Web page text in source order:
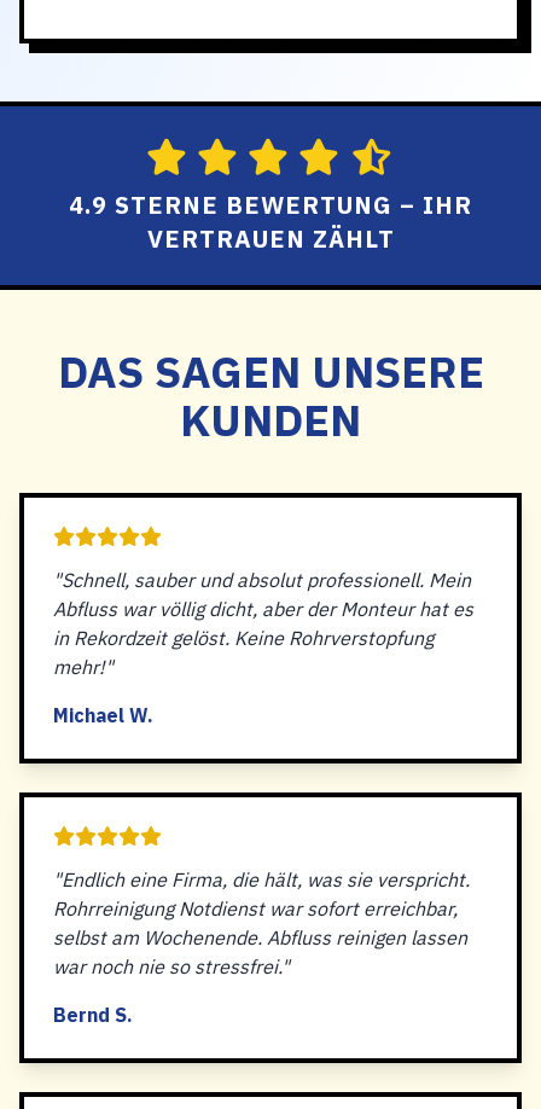
4.9 STERNE BEWERTUNG – IHR
VERTRAUEN ZÄHLT
DAS SAGEN UNSERE
KUNDEN
"Schnell, sauber und absolut professionell. Mein
Abfluss war völlig dicht, aber der Monteur hat es
in Rekordzeit gelöst. Keine Rohrverstopfung
mehr!"
Michael W.
"Endlich eine Firma, die hält, was sie verspricht.
Rohrreinigung Notdienst war sofort erreichbar,
selbst am Wochenende. Abfluss reinigen lassen
war noch nie so stressfrei."
Bernd S.